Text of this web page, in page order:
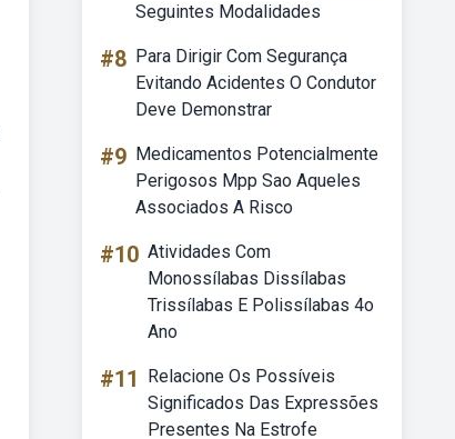
Seguintes Modalidades
#8 Para Dirigir Com Segurança
Evitando Acidentes O Condutor
Deve Demonstrar
#9 Medicamentos Potencialmente
Perigosos Mpp Sao Aqueles
Associados A Risco
#10 Atividades Com
Monossílabas Dissílabas
Trissílabas E Polissílabas 4o
Ano
#11
Relacione Os Possíveis
Significados Das Expressões
Presentes Na Estrofe